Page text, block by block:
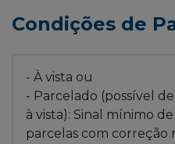
Condições de
- À vista ou
- Parcelado (possível
à vista): Sinal mínimo
parcelas com correção